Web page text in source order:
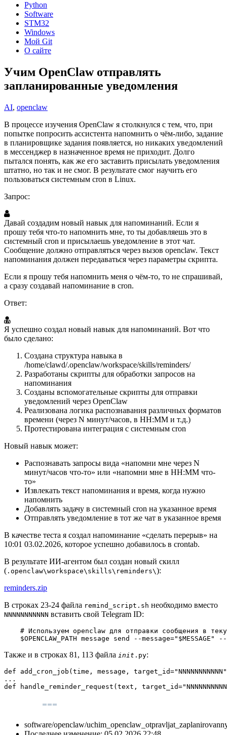
Python
Software
STM32
Windows
Мой Git
О сайте
Учим OpenClaw отправлять
запланированные уведомления
AI, openclaw
В процессе изучения OpenClaw я столкнулся с тем, что, при
попытке попросить ассистента напомнить о чём-либо, задание
в планировщике задания появляется, но никаких уведомлений
в мессенджер в назначенное время не приходит. Долго
пытался понять, как же его заставить присылать уведомления
штатно, но так и не смог. В результате смог научить его
пользоваться системным cron в Linux.
Запрос:
Давай создадим новый навык для напоминаний. Если я
прошу тебя что-то напомнить мне, то ты добавляешь это в
системный cron и присылаешь уведомление в этот чат.
Сообщение должно отправляться через вызов openclaw. Текст
напоминания должен передаваться через параметры скрипта.
Если я прошу тебя напомнить меня о чём-то, то не спрашивай,
а сразу создавай напоминание в cron.
Ответ:
Я успешно создал новый навык для напоминаний. Вот что
было сделано:
Создана структура навыка в
/home/clawd/.openclaw/workspace/skills/reminders/
Разработаны скрипты для обработки запросов на
напоминания
Созданы вспомогательные скрипты для отправки
уведомлений через OpenClaw
Реализована логика распознавания различных форматов
времени (через N минут/часов, в HH:MM и т.д.)
Протестирована интеграция с системным cron
Новый навык может:
Распознавать запросы вида «напомни мне через N
минут/часов что-то» или «напомни мне в HH:MM что-
то»
Извлекать текст напоминания и время, когда нужно
напомнить
Добавлять задачу в системный cron на указанное время
Отправлять уведомление в тот же чат в указанное время
В качестве теста я создал напоминание «сделать перерыв» на
10:01 03.02.2026, которое успешно добавилось в crontab.
В результате ИИ-агентом был создан новый скилл
( .openclaw\workspace\skills\reminders\):
reminders.zip
В строках 23-24 файла remind_script.sh необходимо вместо
NNNNNNNNNNN вставить свой Telegram ID:
# Используем openclaw для отправки сообщения в
$OPENCLAW_PATH message send --message="$MESSAGE"
Также и в строках 81, 113 файла init .py:
def add_cron_job(time, message,
...
def handle_reminder_request(text,
software/openclaw/